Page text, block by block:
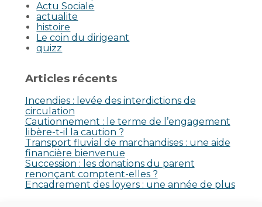
Actu Sociale
actualite
histoire
Le coin du dirigeant
quizz
Articles récents
Incendies : levée des interdictions de
circulation
Cautionnement : le terme de l’engagement
libère-t-il la caution ?
Transport fluvial de marchandises : une aide
financière bienvenue
Succession : les donations du parent
renonçant comptent-elles ?
Encadrement des loyers : une année de plus